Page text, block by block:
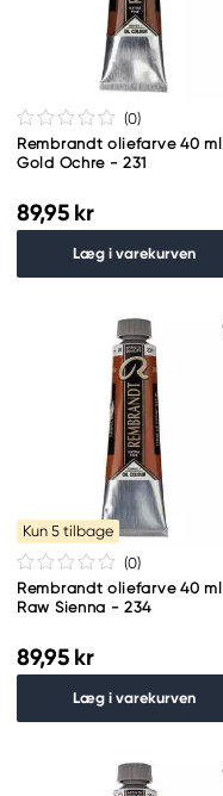
(0)
Rembrandt oliefarve 40 ml
Gold Ochre - 231
89,95 kr
Læg i varekurven
Kun 5 tilbage
(0)
Rembrandt oliefarve 40 ml
Raw Sienna - 234
89,95 kr
Læg i varekurven